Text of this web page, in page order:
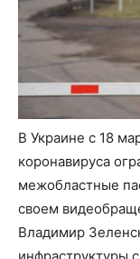
В Украине с 18
коронавируса
межобластные
своем
Владимир